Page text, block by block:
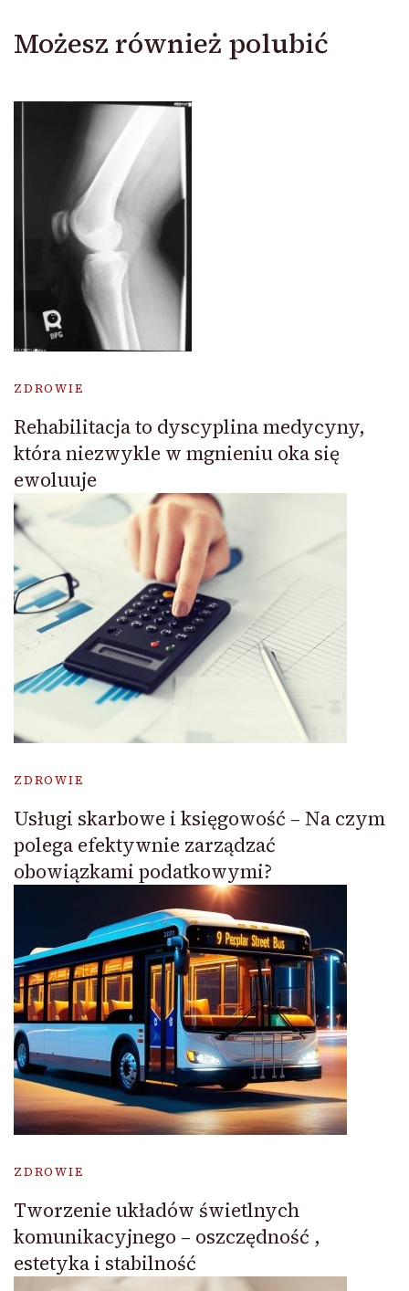
Możesz również polubić
ZDROWIE
Rehabilitacja to dyscyplina medycyny,
która niezwykle w mgnieniu oka się
ewoluuje
ZDROWIE
Usługi skarbowe i księgowość – Na czym
polega efektywnie zarządzać
obowiązkami podatkowymi?
ZDROWIE
Tworzenie układów świetlnych
komunikacyjnego – oszczędność ,
estetyka i stabilność